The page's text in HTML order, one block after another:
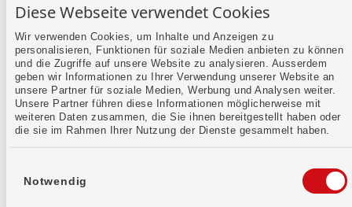
Diese Webseite verwendet Cookies
Wir verwenden Cookies, um Inhalte und Anzeigen zu
personalisieren, Funktionen für soziale Medien anbieten zu können
und die Zugriffe auf unsere Website zu analysieren. Ausserdem
geben wir Informationen zu Ihrer Verwendung unserer Website an
unsere Partner für soziale Medien, Werbung und Analysen weiter.
Unsere Partner führen diese Informationen möglicherweise mit
weiteren Daten zusammen, die Sie ihnen bereitgestellt haben oder
die sie im Rahmen Ihrer Nutzung der Dienste gesammelt haben.
Notwendig
Mehr erfahren
Kontaktformular